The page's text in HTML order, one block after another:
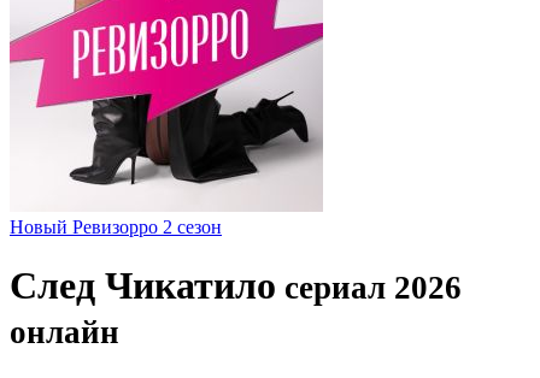
Новый Ревизорро 2 сезон
След Чикатило сериал 2026
онлайн